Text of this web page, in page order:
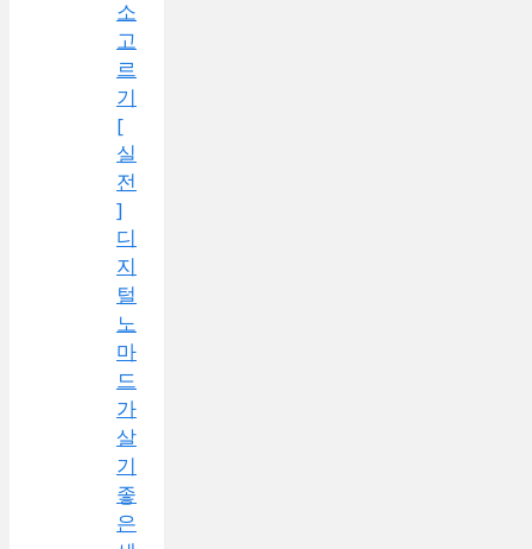
소
고
르
기
[
실
전
]
디
지
털
노
마
드
가
살
기
좋
은